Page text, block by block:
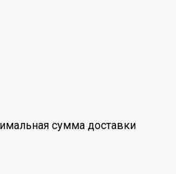
сумма доставки